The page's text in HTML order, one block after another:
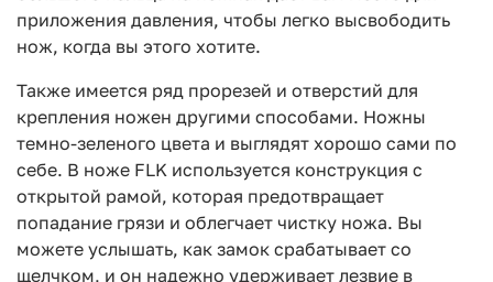
приложения давления, чтобы легко высвободить
нож, когда вы этого хотите.
Также имеется ряд прорезей и отверстий для
крепления ножен другими способами. Ножны
темно-зеленого цвета и выглядят хорошо сами по
себе. В ноже FLK используется конструкция с
открытой рамой, которая предотвращает
попадание грязи и облегчает чистку ножа. Вы
можете услышать, как замок срабатывает со
щелчком, и он надежно удерживает лезвие в